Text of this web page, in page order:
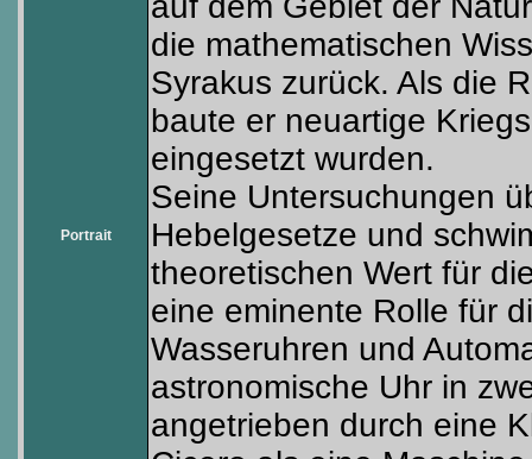
Portrait
die mathematischen
Syrakus zurück. Als die
baute er neuartige
eingesetzt wurden.
Seine Untersuchungen
Hebelgesetze und
theoretischen Wert für
eine eminente Rolle für
Wasseruhren und
astronomische Uhr in
angetrieben durch eine